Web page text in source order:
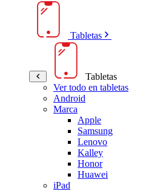
Tabletas
Tabletas
Ver todo en tabletas
Android
Marca
Apple
Samsung
Lenovo
Kalley
Honor
Huawei
iPad